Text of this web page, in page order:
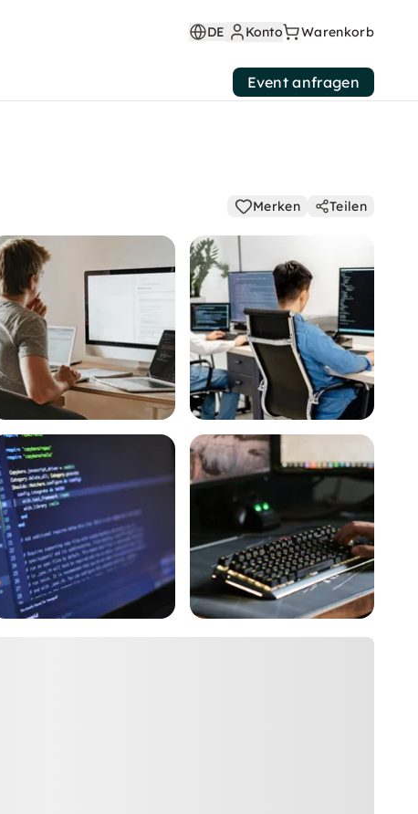
DE Konto Warenkorb
Event anfragen
Merken Teilen